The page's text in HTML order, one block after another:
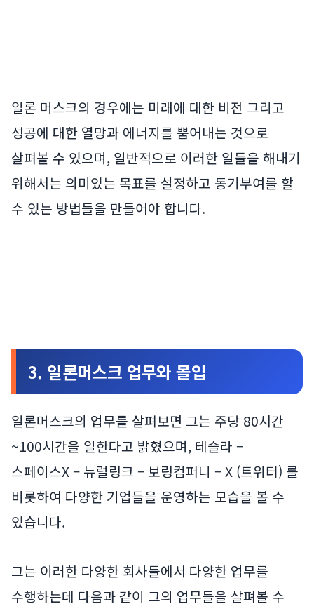
일론 머스크의 경우에는 미래에 대한 비전 그리고
성공에 대한 열망과 에너지를 뿜어내는 것으로
살펴볼 수 있으며, 일반적으로 이러한 일들을 해내기
위해서는 의미있는 목표를 설정하고 동기부여를 할
수 있는 방법들을 만들어야 합니다.
3. 일론머스크 업무와 몰입
일론머스크의 업무를 살펴보면 그는 주당 80시간
~100시간을 일한다고 밝혔으며, 테슬라 –
스페이스X – 뉴럴링크 – 보링컴퍼니 – X (트위터) 를
비롯하여 다양한 기업들을 운영하는 모습을 볼 수
있습니다.
그는 이러한 다양한 회사들에서 다양한 업무를
수행하는데 다음과 같이 그의 업무들을 살펴볼 수